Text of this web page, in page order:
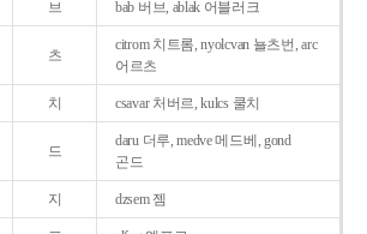
브 bab 버브, ablak 어블러크
츠
citrom 치트롬, nyolcvan 뇰츠번, arc
어르츠
치 csavar 처버르, kulcs 쿨치
드
daru 더루, medve 메드베, gond
곤드
지 dzsem 젬